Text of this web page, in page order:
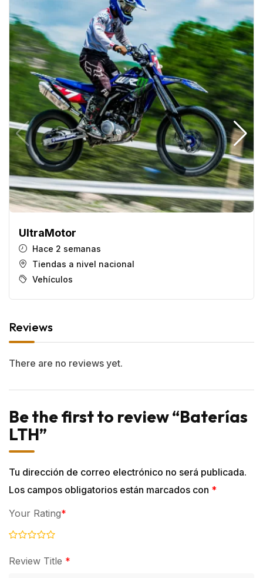
UltraMotor
Hace 2 semanas
Tiendas a nivel nacional
Vehículos
Reviews
There are no reviews yet.
Be the first to review “Baterías
LTH”
Tu dirección de correo electrónico no será publicada.
Los campos obligatorios están marcados con *
Review Title *
Your Rating*